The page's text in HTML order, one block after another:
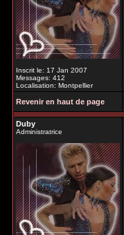
Inscrit le: 17 Jan 2007
Messages: 412
Localisation: Montpellier
Revenir en haut de page
Duby
Administratrice